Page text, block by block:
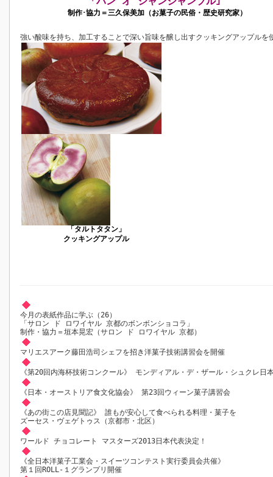
制作･協力＝三久保美加（お菓子の民俗・歴史研究家）
強い酸味を持ち、加工することで深い旨味を醸し出すクッキングアップルを
「タルトタタン」
クッキングアップル
今月の表紙作品に学ぶ（26）
「サロン ド ロワイヤル 京都のボンボンショコラ」
制作・協力＝垣本晃宏（サロン ド ロワイヤル 京都）
マリエスアーク藤田浩司シェフを招き洋菓子技術講習会を開催
《第20回内海杯技術コンクール》 モンディアル・デ・ザール・シュクレ日
《日本・オーストリア食文化協会》 第23回ウィーン菓子講習会
《あの街この店見聞記》 誰もが安心して食べられる料理・菓子を
ズーセス・ヴェゲトゥス（京都市・北区）
ワールド チョコレート マスターズ2013日本代表決定！
《全日本洋菓子工業会・スイーツコンテスト実行委員会共催》
第１回ROLL‐１グランプリ開催